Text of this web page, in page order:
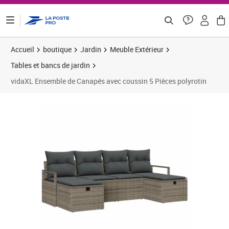
Accueil boutique Jardin
Meuble Extérieur
Tables et bancs de jardin
vidaXL Ensemble de Canapés avec coussin 5 Pièces polyrotin